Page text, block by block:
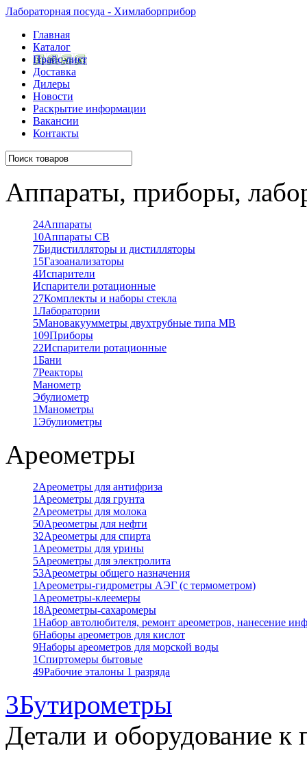
Лабораторная посуда - Химлаборприбор
Главная
Каталог
Прайс-лист
Доставка
Дилеры
Новости
Раскрытие информации
Вакансии
Контакты
Аппараты, приборы,
24Аппараты
10Аппараты СВ
7Бидистилляторы и дистилляторы
15Газоанализаторы
4Испарители
Испарители ротационные
27Комплекты и наборы стекла
1Лаборатории
5Мановакуумметры двухтрубные типа МВ
109Приборы
22Испарители ротационные
1Бани
7Реакторы
Манометр
Эбулиометр
1Манометры
1Эбулиометры
Ареометры
2Ареометры для антифриза
1 Ареометры для грунта
2Ареометры для молока
50Ареометры для нефти
32Ареометры для спирта
1 Ареометры для урины
5Ареометры для электролита
53Ареометры общего назначения
1 Ареометры-гидрометры АЭГ (с термометром)
1 Ареометры-клеемеры
18Ареометры-сахаромеры
1Набор автолюбителя, ремонт ареометров, нанесение
6Наборы ареометров для кислот
9Наборы ареометров для морской воды
1Спиртомеры бытовые
49Рабочие эталоны 1 разряда
3Бутирометры
Детали и оборудование к